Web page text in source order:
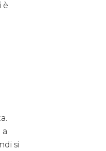
è
si